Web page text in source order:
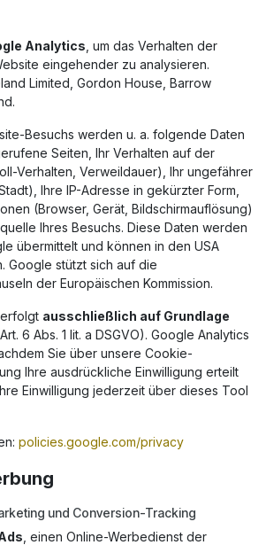
Analytics , um das Verhalten der
eingehender zu analysieren.
Limited, Gordon House, Barrow
Besuchs werden u. a. folgende Daten
Seiten, Ihr Verhalten auf der
Verhalten, Verweildauer), Ihr ungefährer
Ihre IP-Adresse in gekürzter Form,
(Browser, Gerät, Bildschirmauflösung)
Ihres Besuchs. Diese Daten werden
übermittelt und können in den USA
Google stützt sich auf die
der Europäischen Kommission.
ausschließlich auf Grundlage
6 Abs. 1 lit. a DSGVO). Google Analytics
Sie über unsere Cookie-
Ihre ausdrückliche Einwilligung erteilt
Einwilligung jederzeit über dieses Tool
policies.google.com/privacy
und Conversion-Tracking
, einen Online-Werbedienst der